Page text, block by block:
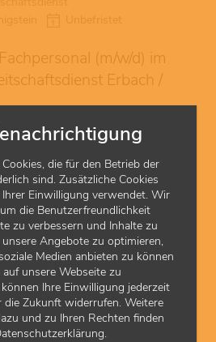
die für den Betrieb der
sind. Zusätzliche Cookies
Einwilligung verwendet. Wir
die Benutzerfreundlichkeit
zu verbessern und Inhalte zu
Angebote zu optimieren,
Medien anbieten zu können
unsere Webseite zu
können Ihre Einwilligung jederzeit
Zukunft widerrufen. Weitere
und zu Ihren Rechten finden
(m/w/d) im
Erbach /
Erbach
Alle weiteren
Karrieremöglichkeiten
Siehier .
03.06.2024